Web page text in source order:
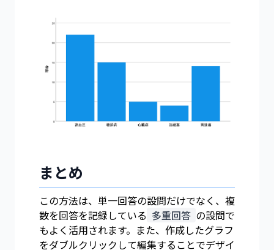
まとめ
この方法は、単一回答の設問だけでなく、複
数を回答を記録している 多重回答 の設問で
もよく活用されます。また、作成したグラフ
をダブルクリックして編集することでデザイ